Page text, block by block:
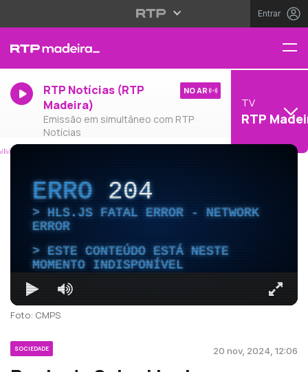
Entrar
RTP Notícias (RTP
Madeira)
Emissão em simultâneo com RTP
Notícias
NO AR
TV
RTP
ERRO204
HLS.JS FATAL ERROR - NETWORK
ERROR
ESTE CONTEÚDO ESTÁ NESTE
MOMENTO INDISPONÍVEL
Foto: CMPS
SOCIEDADE 20 nov, 2024, 12:06